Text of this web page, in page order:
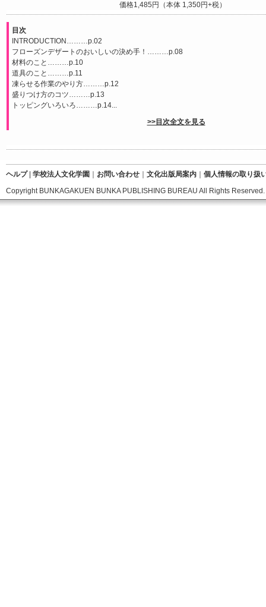
価格1,485円（本体 1,350円+税）
目次
INTRODUCTION………p.02
フローズンデザートのおいしいの決め手！………p.08
材料のこと………p.10
道具のこと………p.11
凍らせる作業のやり方………p.12
盛りつけ方のコツ………p.13
トッピングいろいろ………p.14...
>>目次全文を見る
ヘルプ| 学校法人文化学園 お問い合わせ 文化出版局案内
個人情報の取り扱
Copyright BUNKAGAKUEN BUNKA PUBLISHING BUREAU All Rights Reserved.